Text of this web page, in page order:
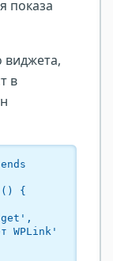
показа
виджета,
в